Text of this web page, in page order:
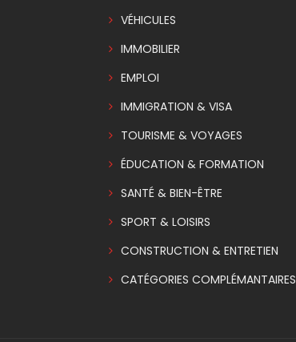
VÉHICULES
IMMOBILIER
EMPLOI
IMMIGRATION & VISA
TOURISME & VOYAGES
ÉDUCATION & FORMATION
SANTÉ & BIEN-ÊTRE
SPORT & LOISIRS
CONSTRUCTION & ENTRETIEN
CATÉGORIES COMPLÉMANTAIRES